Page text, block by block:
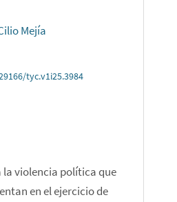
Mejía
tyc.v1i25.3984
violencia política que
en el ejercicio de